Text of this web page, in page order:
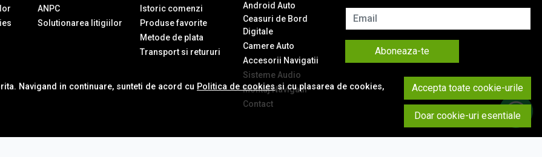
Navigand in continuare, sunteti de acord cu Politica de cookiessi cu plasarea de cookies,
Accepta toate cookie-urile
Doar cookie-uri esentiale
ANPC
Solutionarea litigiilor
Istoric comenzi
Produse favorite
Metode de plata
Transport si retururi
Android Auto
Ceasuri de Bord
Digitale
Camere Auto
Accesorii Navigatii
Sisteme Audio
Montaj Navigatii
Contact
Email
Aboneaza-te